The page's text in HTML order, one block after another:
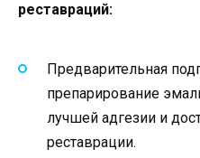
реставраций:
Предварительная
препарирование
лучшей адгезии и
реставрации.